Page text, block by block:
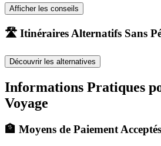
Afficher les conseils
🛣️ Itinéraires Alternatifs Sans
Découvrir les alternatives
Informations Pratiques
Voyage
🏦 Moyens de Paiement Acceptés